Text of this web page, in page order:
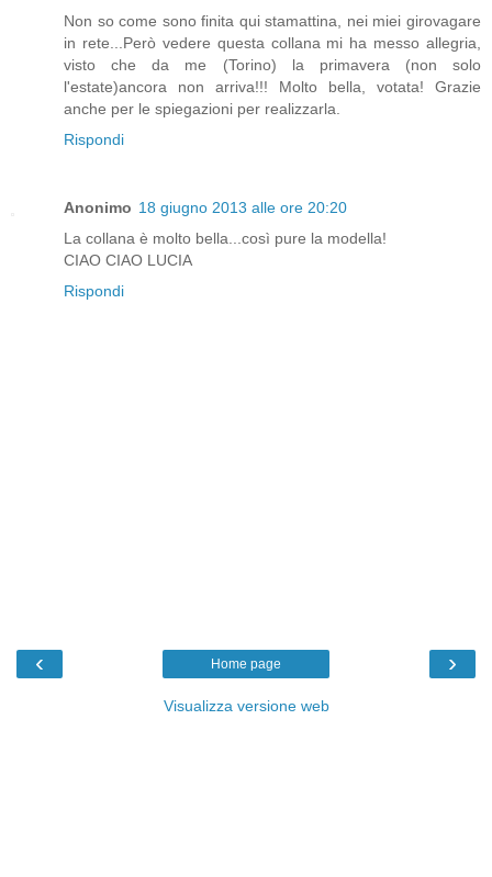
Non so come sono finita qui stamattina, nei miei girovagare
in rete...Però vedere questa collana mi ha messo allegria,
visto che da me (Torino) la primavera (non solo
l'estate)ancora non arriva!!! Molto bella, votata! Grazie
anche per le spiegazioni per realizzarla.
Rispondi
Anonimo 18 giugno 2013 alle ore 20:20
La collana è molto bella...così pure la modella!
CIAO CIAO LUCIA
Rispondi
‹ ›
Home page
Visualizza versione web